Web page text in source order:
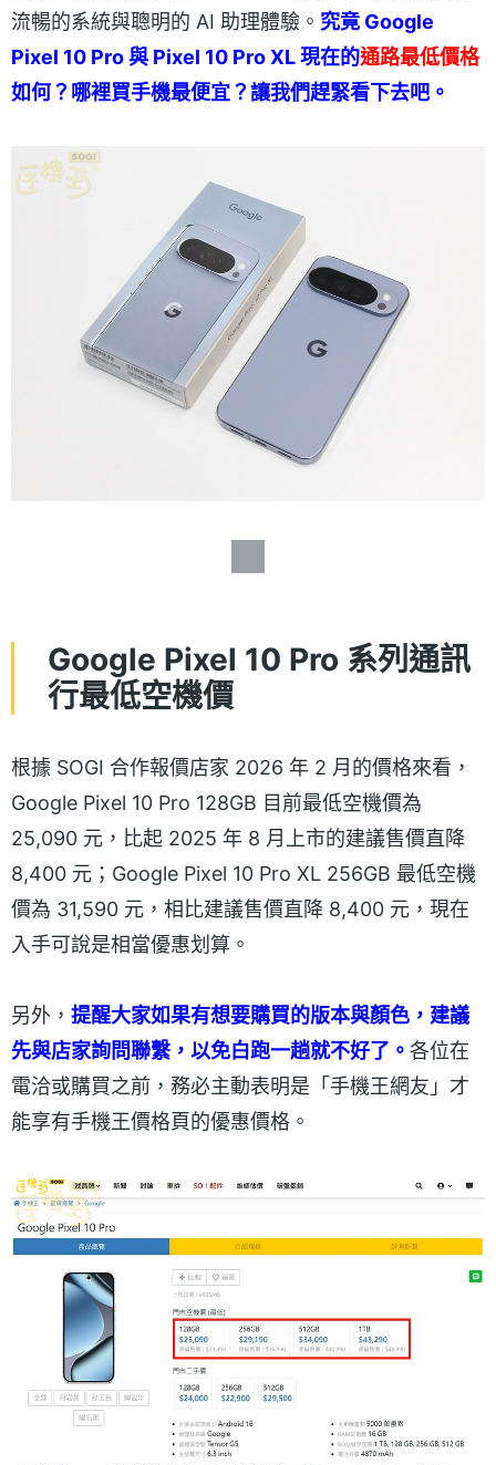
流暢的系統與聰明的 AI 助理體驗。 究竟 Google
Pixel 10 Pro 與 Pixel 10 Pro XL 現在的通路最低價格
如何？哪裡買手機最便宜？讓我們趕緊看下去吧。
​Google Pixel 10 Pro 系列通訊
行最低空機價
根據 SOGI 合作報價店家 2026 年 2 月的價格來看，
Google Pixel 10 Pro 128GB 目前最低空機價為
25,090 元，比起 2025 年 8 月上市的建議售價直降
8,400 元；Google Pixel 10 Pro XL 256GB 最低空機
價為 31,590 元，相比建議售價直降 8,400 元，現在
入手可說是相當優惠划算。
另外， 提醒大家如果有想要購買的版本與顏色，建議
先與店家詢問聯繫，以免白跑一趟就不好了。 各位在
電洽或購買之前，務必主動表明是「手機王網友」才
能享有手機王價格頁的優惠價格。